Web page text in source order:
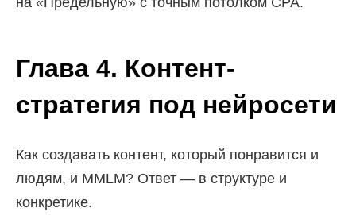
Глава 4. Контент-
стратегия под нейросети
Как создавать контент, который понравится и
людям, и MMLM? Ответ — в структуре и
конкретике.